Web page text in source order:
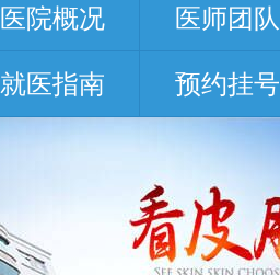
医院概况 医师团队
就医指南 预约挂号